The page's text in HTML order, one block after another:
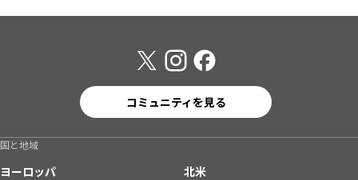
コミュニティを見る
国と地域
ヨーロッパ
北米